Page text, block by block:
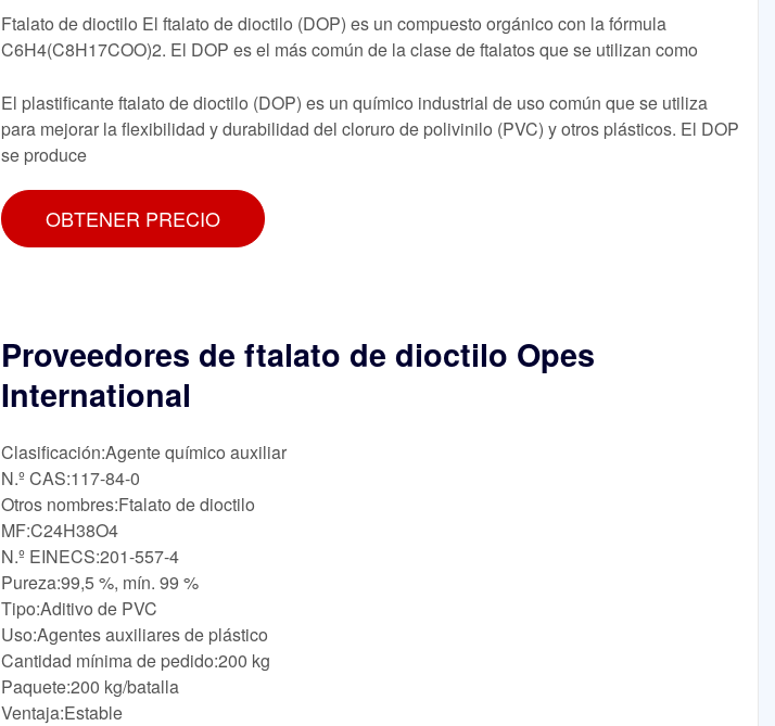
Ftalato de dioctilo El ftalato de dioctilo (DOP) es un compuesto orgánico con la fórmula
C6H4(C8H17COO)2. El DOP es el más común de la clase de ftalatos que se utilizan como
El plastificante ftalato de dioctilo (DOP) es un químico industrial de uso común que se utiliza
para mejorar la flexibilidad y durabilidad del cloruro de polivinilo (PVC) y otros plásticos. El DOP
se produce
OBTENER PRECIO
Proveedores de ftalato de dioctilo Opes
International
Clasificación:Agente químico auxiliar
N.º CAS:117-84-0
Otros nombres:Ftalato de dioctilo
MF:C24H38O4
N.º EINECS:201-557-4
Pureza:99,5 %, mín. 99 %
Tipo:Aditivo de PVC
Uso:Agentes auxiliares de plástico
Cantidad mínima de pedido:200 kg
Paquete:200 kg/batalla
Ventaja:Estable